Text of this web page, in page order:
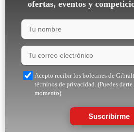
ofertas, eventos y
Acepto recibir los boletines de
términos de privacidad. (Puedes
momento)
Suscribirme